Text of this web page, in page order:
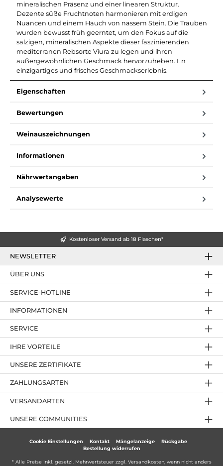
mineralischen Präsenz und einer linearen Struktur.
Dezente süße Fruchtnoten harmonieren mit erdigen
Nuancen und einem Hauch von nassem Stein. Die Trauben
wurden bewusst früh geerntet, um den Fokus auf die
salzigen, mineralischen Aspekte dieser faszinierenden
mediterranen Rebsorte Viura zu legen und ihren
außergewöhnlichen Geschmack hervorzuheben. En
einzigartiges und frisches Geschmackserlebnis.
Eigenschaften
Bewertungen
Weinauszeichnungen
Informationen
Nährwertangaben
Analysewerte
Kostenloser Versand ab 18 Flaschen*
NEWSLETTER
SERVICE-HOTLINE
IHRE VORTEILE
ZAHLUNGSARTEN
ÜBER UNS
UNSERE ZERTIFIKATE
INFORMATIONEN
SERVICE
UNSERE COMMUNITIES
VERSANDARTEN
Cookie Einstellungen Kontakt Mängelanzeige
Rückgabe
Bestellung widerrufen
* Alle Preise inkl. gesetzl. Mehrwertsteuer zzgl. Versandkosten, wenn nicht anders